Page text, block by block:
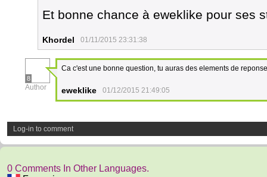
Et bonne chance à eweklike pour ses
Khordel 01/11/2015 23:31:38
8
Author
Ca c'est une bonne question, tu auras des elements de
eweklike 01/12/2015 21:49:05
Log-in to comment
0 Comments In Other Languages.